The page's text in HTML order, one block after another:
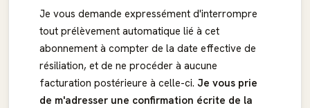
Je vous demande expressément d'interrompre
tout prélèvement automatique lié à cet
abonnement à compter de la date effective de
résiliation, et de ne procéder à aucune
facturation postérieure à celle-ci. Je vous prie
de m'adresser une confirmation écrite de la